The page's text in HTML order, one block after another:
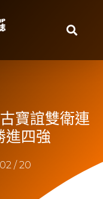
寶誼雙衛連
進四強
/ 20